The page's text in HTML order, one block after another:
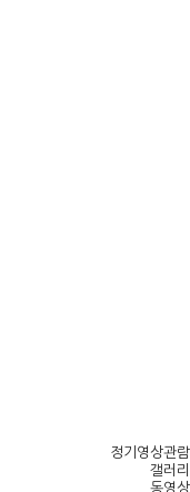
정기영상관람
갤러리
동영상